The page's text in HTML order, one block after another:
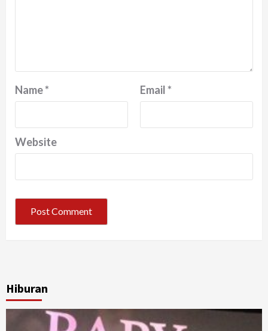
Name* Email*
Website
Hiburan